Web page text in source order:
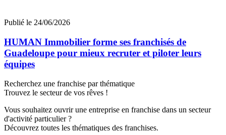
Publié le 24/06/2026
HUMAN Immobilier forme ses franchisés de
Guadeloupe pour mieux recruter et piloter leurs
équipes
Recherchez une franchise par thématique
Trouvez le secteur de vos rêves !
Vous souhaitez ouvrir une entreprise en franchise dans un secteur
d'activité particulier ?
Découvrez toutes les thématiques des franchises.